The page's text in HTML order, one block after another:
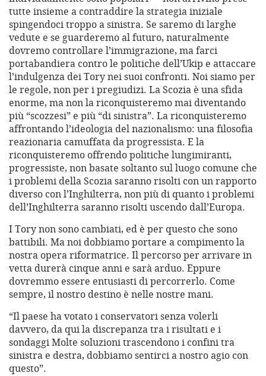
tutte insieme a contraddire la strategia iniziale
spingendoci troppo a sinistra. Se saremo di larghe
vedute e se guarderemo al futuro, naturalmente
dovremo controllare l’immigrazione, ma farci
portabandiera contro le politiche dell’Ukip e attaccare
l’indulgenza dei Tory nei suoi confronti. Noi siamo per
le regole, non per i pregiudizi. La Scozia è una sfida
enorme, ma non la riconquisteremo mai diventando
più “scozzesi” e più “di sinistra”. La riconquisteremo
affrontando l’ideologia del nazionalismo: una filosofia
reazionaria camuffata da progressista. E la
riconquisteremo offrendo politiche lungimiranti,
progressiste, non basate soltanto sul luogo comune che
i problemi della Scozia saranno risolti con un rapporto
diverso con l’Inghilterra, non più di quanto i problemi
dell’Inghilterra saranno risolti uscendo dall’Europa.
I Tory non sono cambiati, ed è per questo che sono
battibili. Ma noi dobbiamo portare a compimento la
nostra opera riformatrice. Il percorso per arrivare in
vetta durerà cinque anni e sarà arduo. Eppure
dovremmo essere entusiasti di percorrerlo. Come
sempre, il nostro destino è nelle nostre mani.
“Il paese ha votato i conservatori senza volerli
davvero, da qui la discrepanza tra i risultati e i
sondaggi Molte soluzioni trascendono i confini tra
sinistra e destra, dobbiamo sentirci a nostro agio con
questo”.